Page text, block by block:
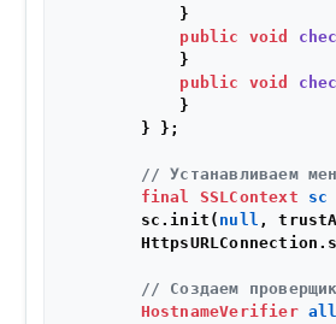
            }
public
void
            }
public
void
            }
        } };
// Устанавливаем
final
SSLContext sc
        sc.init(
null ,
// Создаем
HostnameVerifier